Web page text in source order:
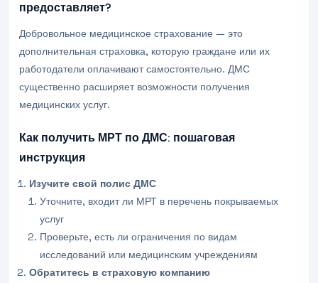
предоставляет?
Добровольное медицинское страхование — это
дополнительная страховка, которую граждане или их
работодатели оплачивают самостоятельно. ДМС
существенно расширяет возможности получения
медицинских услуг.
Как получить МРТ по ДМС: пошаговая
инструкция
Изучите свой полис ДМС
Уточните, входит ли МРТ в перечень покрываемых
услуг
Проверьте, есть ли ограничения по видам
исследований или медицинским учреждениям
Обратитесь в страховую компанию